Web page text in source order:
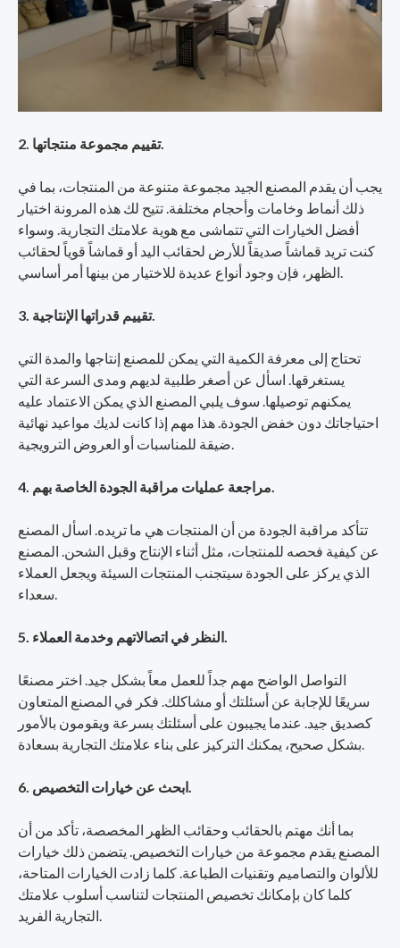
2. تقييم مجموعة منتجاتها.
يجب أن يقدم المصنع الجيد مجموعة متنوعة من المنتجات، بما في
ذلك أنماط وخامات وأحجام مختلفة. تتيح لك هذه المرونة اختيار
أفضل الخيارات التي تتماشى مع هوية علامتك التجارية. وسواء
كنت تريد قماشاً صديقاً للأرض لحقائب اليد أو قماشاً قوياً لحقائب
الظهر، فإن وجود أنواع عديدة للاختيار من بينها أمر أساسي.
3. تقييم قدراتها الإنتاجية.
تحتاج إلى معرفة الكمية التي يمكن للمصنع إنتاجها والمدة التي
يستغرقها. اسأل عن أصغر طلبية لديهم ومدى السرعة التي
يمكنهم توصيلها. سوف يلبي المصنع الذي يمكن الاعتماد عليه
احتياجاتك دون خفض الجودة. هذا مهم إذا كانت لديك مواعيد نهائية
ضيقة للمناسبات أو العروض الترويجية.
4. مراجعة عمليات مراقبة الجودة الخاصة بهم.
تتأكد مراقبة الجودة من أن المنتجات هي ما تريده. اسأل المصنع
عن كيفية فحصه للمنتجات، مثل أثناء الإنتاج وقبل الشحن. المصنع
الذي يركز على الجودة سيتجنب المنتجات السيئة ويجعل العملاء
سعداء.
5. النظر في اتصالاتهم وخدمة العملاء.
التواصل الواضح مهم جداً للعمل معاً بشكل جيد. اختر مصنعًا
سريعًا للإجابة عن أسئلتك أو مشاكلك. فكر في المصنع المتعاون
كصديق جيد. عندما يجيبون على أسئلتك بسرعة ويقومون بالأمور
بشكل صحيح، يمكنك التركيز على بناء علامتك التجارية بسعادة.
6. ابحث عن خيارات التخصيص.
بما أنك مهتم بالحقائب وحقائب الظهر المخصصة، تأكد من أن
المصنع يقدم مجموعة من خيارات التخصيص. يتضمن ذلك خيارات
للألوان والتصاميم وتقنيات الطباعة. كلما زادت الخيارات المتاحة،
كلما كان بإمكانك تخصيص المنتجات لتناسب أسلوب علامتك
التجارية الفريد.